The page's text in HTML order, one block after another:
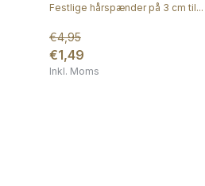
Festlige hårspænder på 3 cm til...
€4,95
€1,49
Inkl. Moms